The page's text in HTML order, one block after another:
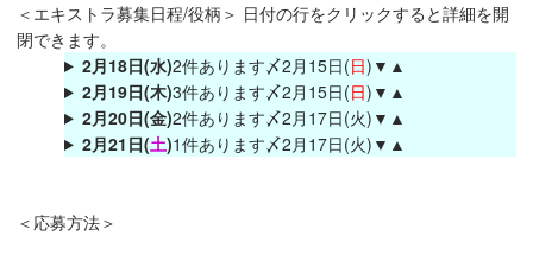
＜エキストラ募集日程/役柄＞ 日付の行をクリックすると詳細を開
閉できます。
2月18日(水)2件あります〆2月15日(日)▼▲
2月19日(木)3件あります〆2月15日(日)▼▲
2月20日(金)2件あります〆2月17日(火)▼▲
2月21日(土)1件あります〆2月17日(火)▼▲
＜応募方法＞